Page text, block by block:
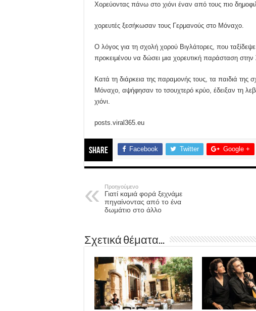
Χορεύοντας πάνω στο χιόνι έναν από τους πιο
χορευτές ξεσήκωσαν τους Γερμανούς στο Μόναχο.
Ο λόγος για τη σχολή χορού Βιγλάτορες, που
προκειμένου να δώσει μια χορευτική παράσταση
Κατά τη διάρκεια της παραμονής τους, τα παιδιά
Μόναχο, αψήφησαν το τσουχτερό κρύο, έδειξαν τη
χιόνι.
posts.viral365.eu
Share Facebook Twitter Google +
Προηγούμενο
Γιατί καμιά φορά ξεχνάμε
πηγαίνοντας από το ένα
δωμάτιο στο άλλο
Σχετικά θέματα...